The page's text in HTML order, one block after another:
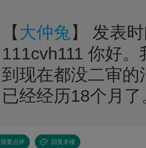
【 大仲兔】 发表
111cvh111 你好
到现在都没二审
已经经历18个月了
我要点评 回复本楼